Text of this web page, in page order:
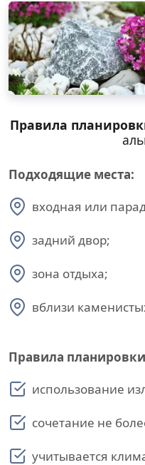
Правила
Подходящие места:
входная или
задний двор;
зона отдыха;
вблизи
Правила
использование
сочетание не
учитывается